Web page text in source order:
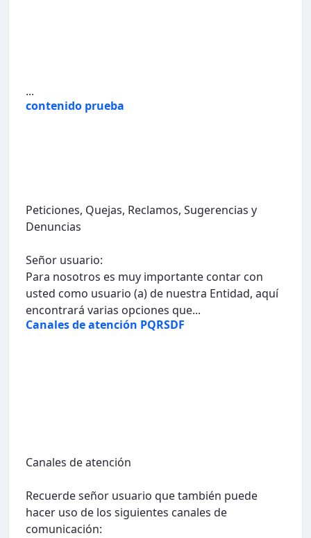
...
contenido prueba
Peticiones, Quejas, Reclamos, Sugerencias y
Denuncias
Señor usuario:
Para nosotros es muy importante contar con
usted como usuario (a) de nuestra Entidad, aquí
encontrará varias opciones que...
Canales de atención PQRSDF
Canales de atención
Recuerde señor usuario que también puede
hacer uso de los siguientes canales de
comunicación: